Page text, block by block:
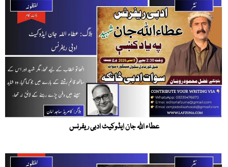
عطاء اللہ جان ایڈوکیٹ ادبی ریفرنس